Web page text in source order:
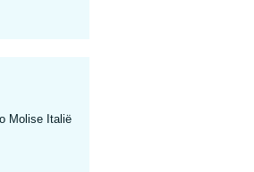
Molise Italië